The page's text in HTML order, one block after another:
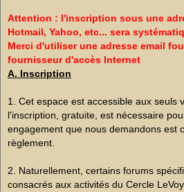
Attention : l'inscription sous une
Hotmail, Yahoo, etc... sera
Merci d'utiliser une adresse email
fournisseur d'accès Internet
A. Inscription
1. Cet espace est accessible aux seuls
l'inscription, gratuite, est nécessaire
engagement que nous demandons est
règlement.
2. Naturellement, certains forums
consacrés aux activités du Cercle